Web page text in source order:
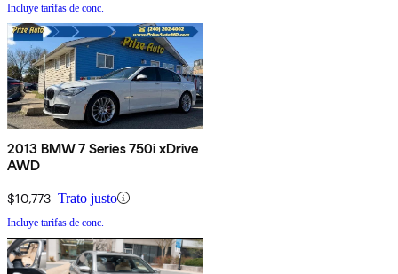
Incluye tarifas de conc.
2013 BMW 7 Series 750i xDrive
AWD
$10,773 Trato justo
Incluye tarifas de conc.